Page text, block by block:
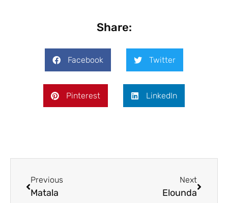
Share:
Facebook Twitter
Pinterest LinkedIn
Previous
Matala
Next
Elounda